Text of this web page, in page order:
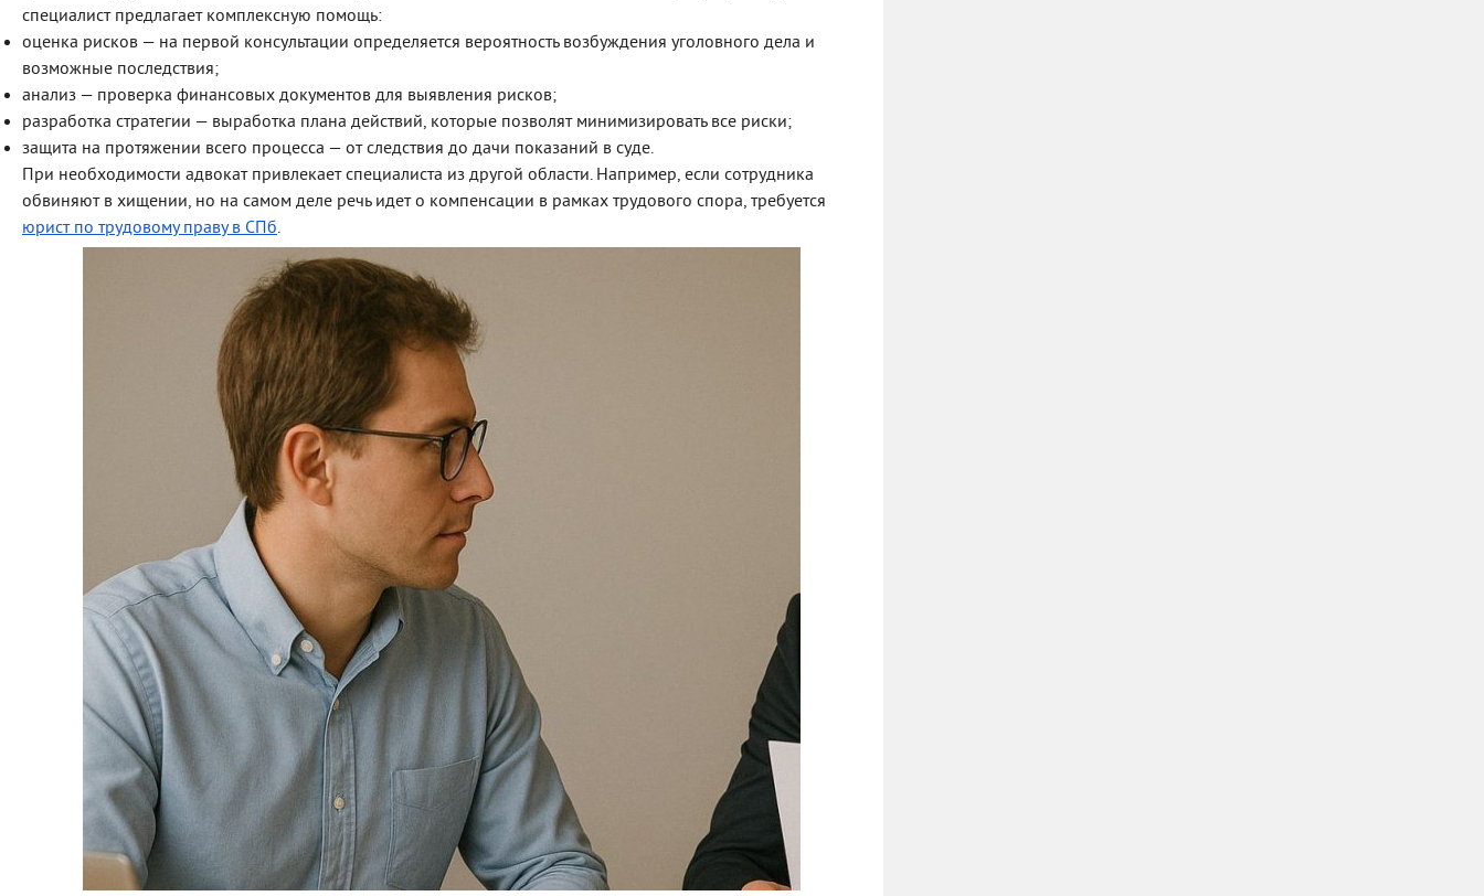
специалист предлагает комплексную помощь:
оценка рисков — на первой консультации определяется вероятность возбуждения уголовного дела и
возможные последствия;
анализ — проверка финансовых документов для выявления рисков;
разработка стратегии — выработка плана действий, которые позволят минимизировать все риски;
защита на протяжении всего процесса — от следствия до дачи показаний в суде.
При необходимости адвокат привлекает специалиста из другой области. Например, если сотрудника
обвиняют в хищении, но на самом деле речь идет о компенсации в рамках трудового спора, требуется
юрист по трудовому праву в СПб.